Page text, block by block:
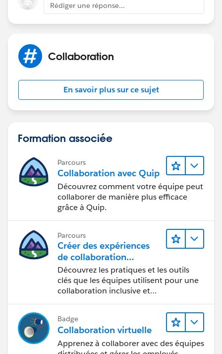
Rédiger une réponse...
Collaboration
En savoir plus sur ce sujet
Formation associée
Parcours
Collaboration avec Quip
Découvrez comment votre équipe peut
collaborer de manière plus efficace
grâce à Quip.
Parcours
Créer des expériences
de collaboration
inclusives lors du
processus de conception
Découvrez les pratiques et les outils
clés que les équipes utilisent pour une
collaboration inclusive et
interdisciplinaire.
Badge
Collaboration virtuelle
Apprenez à collaborer avec des équipes